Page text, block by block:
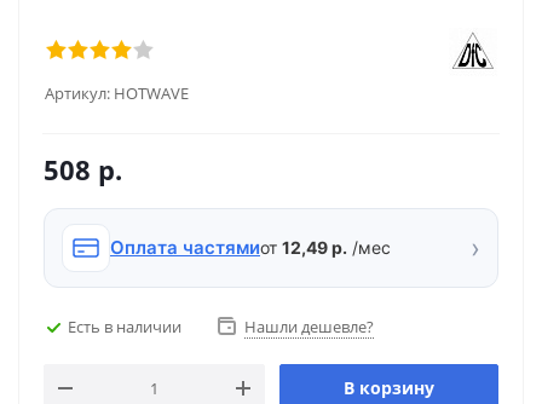
Артикул: HOTWAVE
508 р.
Оплата частямиот 12,49 р. /мес ›
Есть в наличии Нашли дешевле?
В корзину